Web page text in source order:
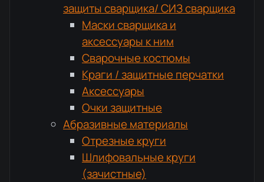
защиты сварщика/ СИЗ сварщика
Маски сварщика и
аксессуары к ним
Сварочные костюмы
Краги / защитные перчатки
Аксессуары
Очки защитные
Абразивные материалы
Отрезные круги
Шлифовальные круги
(зачистные)